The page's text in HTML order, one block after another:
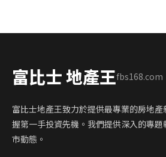
富比士 地產王fbs168.com
富比士地產王致力於提供最專業的房地
握第一手投資先機。我們提供深入的專
市動態。